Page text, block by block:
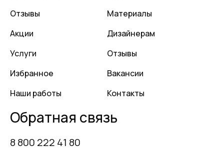
Отзывы
Акции
Услуги
Избранное
Наши работы
Материалы
Дизайнерам
Отзывы
Вакансии
Контакты
Обратная связь
8 800 222 41 80